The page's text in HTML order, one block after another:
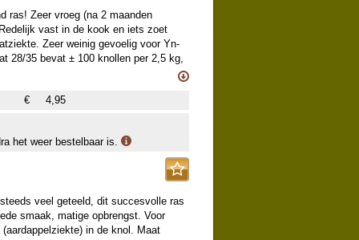
ras! Zeer vroeg (na 2 maanden
vast in de kook en iets zoet
Zeer weinig gevoelig voor Yn-
28/35 bevat ± 100 knollen per 2,5 kg,
uitgeplant.
oogstbaar is. De planttijd is
oogst te krijgen worden deze rassen
folie of zelfs vanaf januari onder
aardappelziekte
optreedt: ruim planten en kali
om 80x40 cm aan te houden
€
4,95
het weer bestelbaar is.
veel geteeld, dit succesvolle ras
smaak, matige opbrengst. Voor
in de knol. Maat